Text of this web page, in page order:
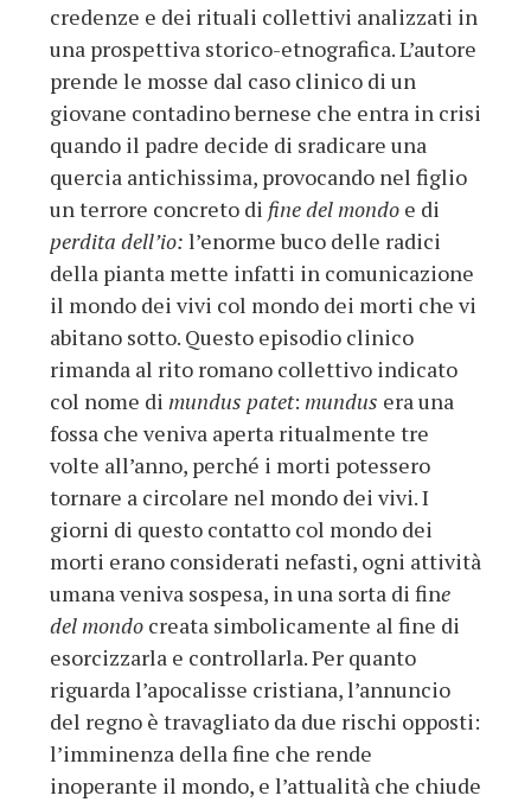
credenze e dei rituali collettivi analizzati in
una prospettiva storico-etnografica. L’autore
prende le mosse dal caso clinico di un
giovane contadino bernese che entra in crisi
quando il padre decide di sradicare una
quercia antichissima, provocando nel figlio
un terrore concreto di fine del mondo e di
perdita dell’io: l’enorme buco delle radici
della pianta mette infatti in comunicazione
il mondo dei vivi col mondo dei morti che vi
abitano sotto. Questo episodio clinico
rimanda al rito romano collettivo indicato
col nome di mundus patet: mundus era una
fossa che veniva aperta ritualmente tre
volte all’anno, perché i morti potessero
tornare a circolare nel mondo dei vivi. I
giorni di questo contatto col mondo dei
morti erano considerati nefasti, ogni attività
umana veniva sospesa, in una sorta di fine
del mondo creata simbolicamente al fine di
esorcizzarla e controllarla. Per quanto
riguarda l’apocalisse cristiana, l’annuncio
del regno è travagliato da due rischi opposti:
l’imminenza della fine che rende
inoperante il mondo, e l’attualità che chiude